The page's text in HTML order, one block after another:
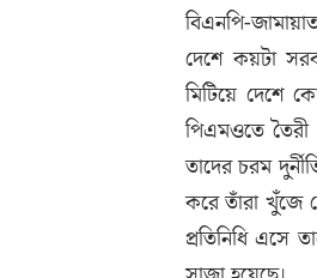
বিএনপি-
দেশে কয়টা
মিটিয়ে দেশে
পিএমওতে তৈরী
তাদের চরম
করে তাঁরা খুঁজে
প্রতিনিধি এসে